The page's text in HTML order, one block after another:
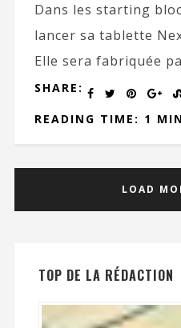
Dans les starting
lancer sa tablette
Elle sera fabriquée
SHARE:
READING TIME: 1 MIN
LOAD
TOP DE LA RÉDACTION